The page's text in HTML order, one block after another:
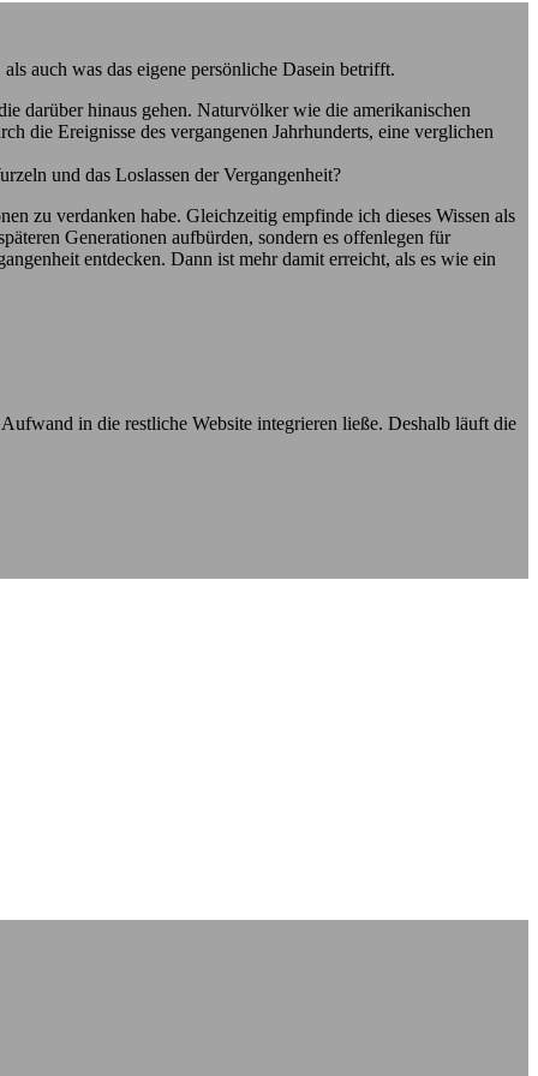
auch was das eigene persönliche Dasein betrifft.
darüber hinaus gehen. Naturvölker wie die amerikanischen
die Ereignisse des vergangenen Jahrhunderts, eine verglichen
und das Loslassen der Vergangenheit?
zu verdanken habe. Gleichzeitig empfinde ich dieses Wissen als
Generationen aufbürden, sondern es offenlegen für
entdecken. Dann ist mehr damit erreicht, als es wie ein
in die restliche Website integrieren ließe. Deshalb läuft die